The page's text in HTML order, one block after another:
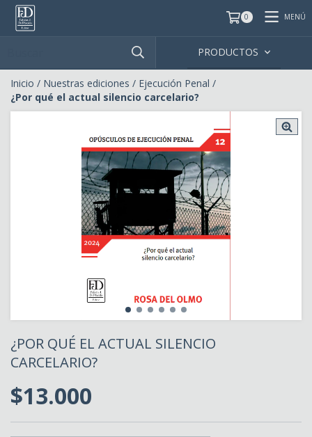
0 MENÚ
PRODUCTOS
Inicio / Nuestras ediciones / Ejecución Penal /
¿Por qué el actual silencio carcelario?
¿POR QUÉ EL ACTUAL SILENCIO
CARCELARIO?
$13.000